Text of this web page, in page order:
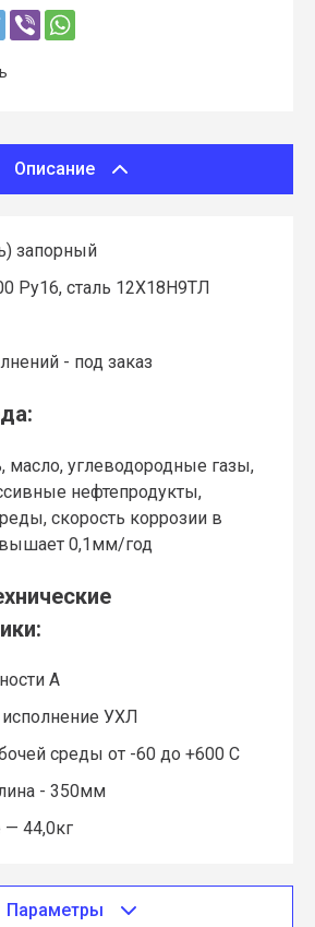
Описание
запорный
Ру16, сталь 12Х18Н9ТЛ
- под заказ
масло, углеводородные газы,
нефтепродукты,
скорость коррозии в
0,1мм/год
А
УХЛ
среды от -60 до +600 С
- 350мм
— 44,0кг
Параметры